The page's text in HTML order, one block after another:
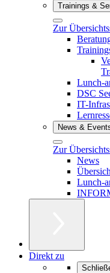
Trainings &
Zur
Lunch-
DSC
IT-
News &
Zur
News
Lunch-
Direkt zu